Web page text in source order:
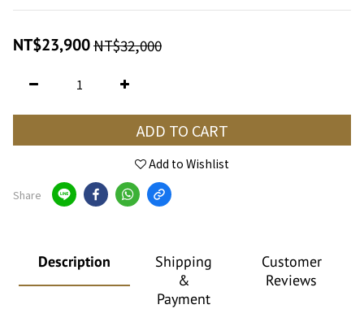
NT$23,900NT$32,000
ADD TO CART
Add to Wishlist
Share
Description
Shipping
&
Payment
Customer
Reviews